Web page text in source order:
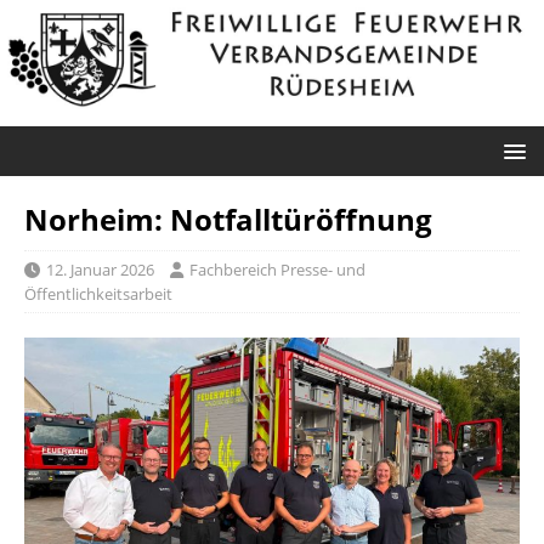
Norheim: Notfalltüröffnung
12. Januar 2026
Fachbereich Presse- und
Öffentlichkeitsarbeit